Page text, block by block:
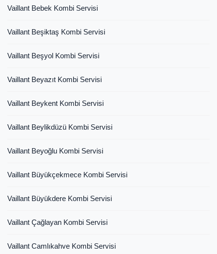
Vaillant Bebek Kombi Servisi
Vaillant Beşiktaş Kombi Servisi
Vaillant Beşyol Kombi Servisi
Vaillant Beyazıt Kombi Servisi
Vaillant Beykent Kombi Servisi
Vaillant Beylikdüzü Kombi Servisi
Vaillant Beyoğlu Kombi Servisi
Vaillant Büyükçekmece Kombi Servisi
Vaillant Büyükdere Kombi Servisi
Vaillant Çağlayan Kombi Servisi
Vaillant Camlıkahve Kombi Servisi